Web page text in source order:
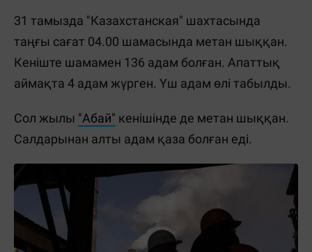
31 тамызда "Казахстанская" шахтасында
таңғы сағат 04.00 шамасында метан шыққан.
Кеніште шамамен 136 адам болған. Апаттық
аймақта 4 адам жүрген. Үш адам өлі табылды.
Сол жылы "Абай" кенішінде де метан шыққан.
Салдарынан алты адам қаза болған еді.